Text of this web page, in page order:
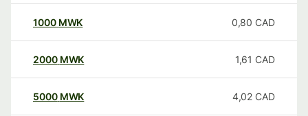
1000 MWK 0,80 CAD
2000 MWK 1,61 CAD
5000 MWK 4,02 CAD